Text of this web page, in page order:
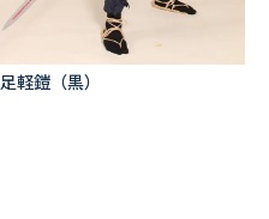
足軽鎧（黒）